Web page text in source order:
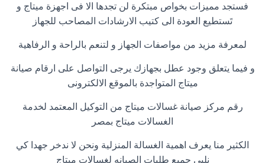
فستجد مميزات بخواص مبتكرة لن تجدها الا فى اجهزة ميتاج و
تَستطيع العودة الى كتيب الارشادات المصاحب للجهاز
لمعرفة مزيد من مواصفات الجهاز و لتنعم بالراحة و الرفاهية
و فيما يتعلق وجود عطل بجهازك يرجى التواصل على ارقام صيانة
ميتاج المتواجدة بالموقع الالكترونى
رقم مركز صيانة غسالات ميتاج من التوكيل المعتمد لخدمة
الغسالات ميتاج بمصر
الكثير منا يعرف اهمية الغسالة المنزلية ونحن لا ندخر جهدا كي
نلبي جميع طلبات الصيانه لغسالات ميتاج